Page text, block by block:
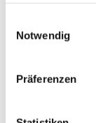
Drittländern
dass diese zu
anderen
Arten von
Notwendig
Präferenzen